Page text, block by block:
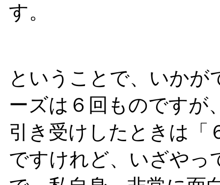
す。
ということで、いか
ーズは６回ものですが
引き受けしたときは「
ですけれど、いざやっ